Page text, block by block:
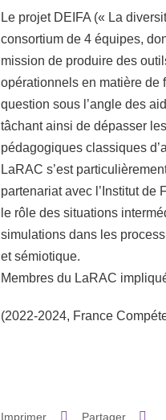
Le projet DEIFA (« La
consortium de 4 équipes,
mission de produire des
opérationnels en matière de
question sous l’angle des
tâchant ainsi de dépasser
pédagogiques classiques
LaRAC s’est
partenariat avec l’Institut de
le rôle des situations
simulations dans les
et sémiotique.
Membres du LaRAC
(2022-2024, France
Imprimer Partager